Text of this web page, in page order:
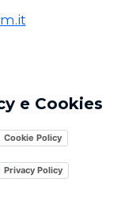
e Cookies
Cookie Policy
Privacy Policy